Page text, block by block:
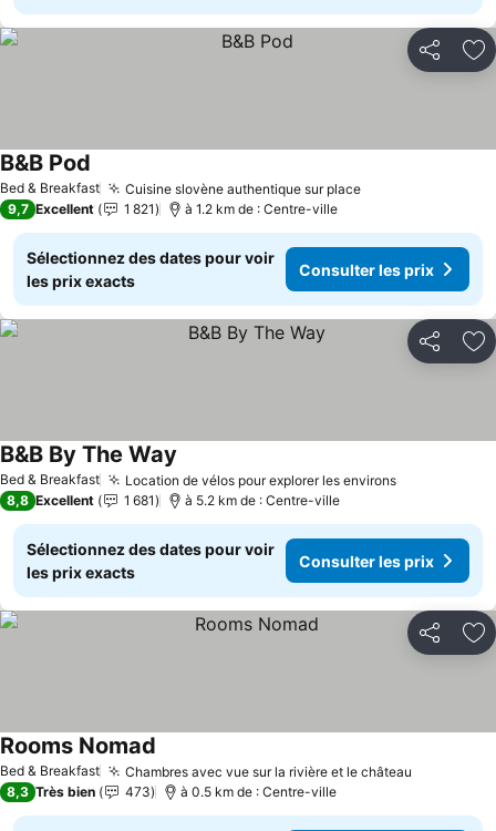
Partager
Bed & Breakfast Cuisine slovène authentique sur place
B&B Pod
9,7 Excellent 1 821 à 1.2 km de : Centre-ville
Sélectionnez des dates pour voir
les prix exacts
Consulter les prix
Partager
Bed & Breakfast Location de vélos pour explorer les environs
B&B By The Way
8,8 Excellent 1 681 à 5.2 km de : Centre-ville
Sélectionnez des dates pour voir
les prix exacts
Consulter les prix
Partager
Bed & Breakfast Chambres avec vue sur la rivière et le château
Rooms Nomad
8,3 Très bien 473 à 0.5 km de : Centre-ville